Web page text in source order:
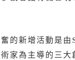
的新增活動是
家為主導的三大